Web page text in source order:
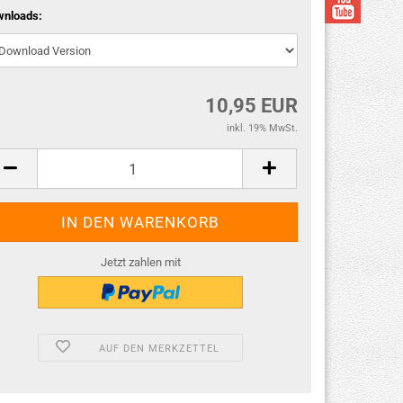
10,95 EUR
inkl. 19% MwSt.
Jetzt zahlen mit
AUF DEN MERKZETTEL